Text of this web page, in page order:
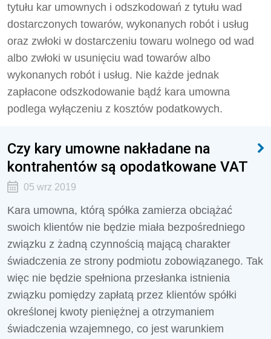
tytułu kar umownych i odszkodowań z tytułu wad
dostarczonych towarów, wykonanych robót i usług
oraz zwłoki w dostarczeniu towaru wolnego od wad
albo zwłoki w usunięciu wad towarów albo
wykonanych robót i usług. Nie każde jednak
zapłacone odszkodowanie bądź kara umowna
podlega wyłączeniu z kosztów podatkowych.
Czy kary umowne nakładane na
kontrahentów są opodatkowane VAT
05 wrz 2019
Kara umowna, którą spółka zamierza obciążać
swoich klientów nie będzie miała bezpośredniego
związku z żadną czynnością mającą charakter
świadczenia ze strony podmiotu zobowiązanego. Tak
więc nie będzie spełniona przesłanka istnienia
związku pomiędzy zapłatą przez klientów spółki
określonej kwoty pieniężnej a otrzymaniem
świadczenia wzajemnego, co jest warunkiem